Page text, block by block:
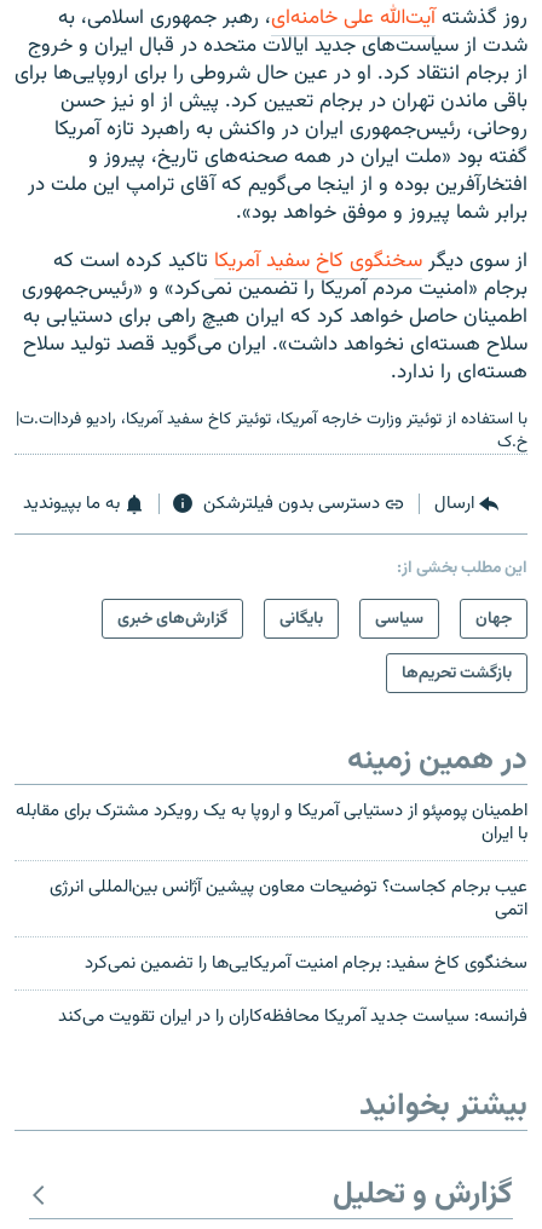
روز گذشتهآیت‌الله علی خامنه‌ای، رهبر جمهوری اسلامی، به
شدت از سیاست‌های جدید ایالات متحده در قبال ایران و خروج
از برجام انتقاد کرد. او در عین حال شروطی را برای اروپایی‌ها برای
باقی ماندن تهران در برجام تعیین کرد. پیش از او نیز حسن
روحانی، رئیس‌جمهوری ایران در واکنش به راهبرد تازه آمریکا
گفته بود «ملت ایران در همه صحنه‌های تاریخ، پیروز و
افتخارآفرین بوده و از اینجا می‌گویم که آقای ترامپ این ملت در
برابر شما پیروز و موفق خواهد بود».
از سوی دیگر سخنگوی کاخ سفید آمریکا تاکید کرده است که
برجام «امنیت مردم آمریکا را تضمین نمی‌کرد» و «رئیس‌جمهوری
اطمینان حاصل خواهد کرد که ایران هیچ راهی برای دستیابی به
سلاح هسته‌ای نخواهد داشت». ایران می‌گوید قصد تولید سلاح
هسته‌ای را ندارد.
با استفاده از توئیتر وزارت خارجه آمریکا، توئیتر کاخ سفید آمریکا، رادیو فردا|ت.ت|
خ.ک
ارسال دسترسی بدون فیلترشکن به ما بپیوندید
این مطلب بخشی از:
جهان
سیاسی بایگانی گزارش‌های خبری
بازگشت تحریم‌ها
در همین زمینه
اطمینان پومپئو از دستیابی آمریکا و اروپا به یک رویکرد مشترک برای مقابله
با ایران
عیب برجام کجاست؟ توضیحات معاون پیشین آژانس بین‌المللی انرژی
اتمی
سخنگوی کاخ سفید: برجام امنیت آمریکایی‌ها را تضمین نمی‌کرد
فرانسه: سیاست جدید آمریکا محافظه‌کاران را در ایران تقویت می‌کند
بیشتر بخوانید
گزارش و تحلیل